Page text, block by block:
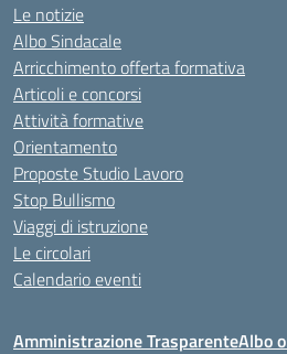
Le notizie
Albo Sindacale
Arricchimento offerta formativa
Articoli e concorsi
Attività formative
Orientamento
Proposte Studio Lavoro
Stop Bullismo
Viaggi di istruzione
Le circolari
Calendario eventi
Amministrazione TrasparenteAlbo